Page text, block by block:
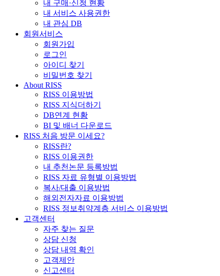
내 구매·신청 현황
내 서비스 사용권한
내 관심 DB
회원서비스
회원가입
로그인
아이디 찾기
비밀번호 찾기
About RISS
RISS 이용방법
RISS 지식더하기
DB연계 현황
BI 및 배너 다운로드
RISS 처음 방문 이세요?
RISS란?
RISS 이용권한
내 추천논문 등록방법
RISS 자료 유형별 이용방법
복사/대출 이용방법
해외전자자료 이용방법
RISS 정보취약계층 서비스 이용방법
고객센터
자주 찾는 질문
상담 신청
상담 내역 확인
고객제안
신고센터